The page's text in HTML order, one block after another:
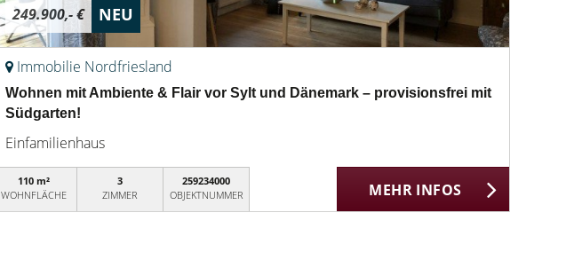
249.900,- € NEU
Immobilie Nordfriesland
Wohnen mit Ambiente & Flair vor Sylt und Dänemark – provisionsfrei mit
Südgarten!
Einfamilienhaus
110 m²
WOHNFLÄCHE
3
ZIMMER
259234000
OBJEKTNUMMER
MEHR INFOS